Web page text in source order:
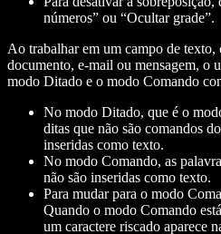
números” ou “Ocultar grade”.
Ao trabalhar em um campo de texto,
documento, e-mail ou mensagem, o
modo Ditado e o modo Comando
No modo Ditado, que é o
ditas que não são comandos
inseridas como texto.
No modo Comando, as
não são inseridas como texto.
Para mudar para o modo
Quando o modo Comando
um caractere riscado aparece